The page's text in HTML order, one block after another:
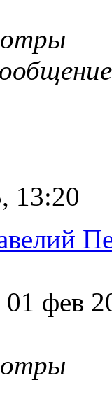
13:20
01 фев